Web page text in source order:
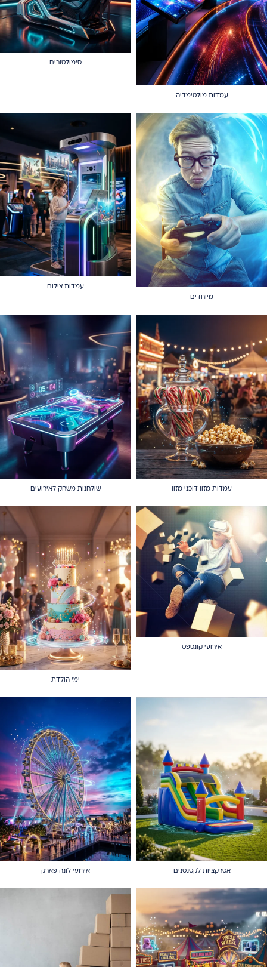
עמדות מולטימדיה
סימולטורים
מיוחדים
עמדות צילום
עמדות מזון דוכני מזון שולחנות משחק לאירועים
אירועי קונספט
ימי הולדת
אטרקציות לקטנטנים אירועי לונה פארק